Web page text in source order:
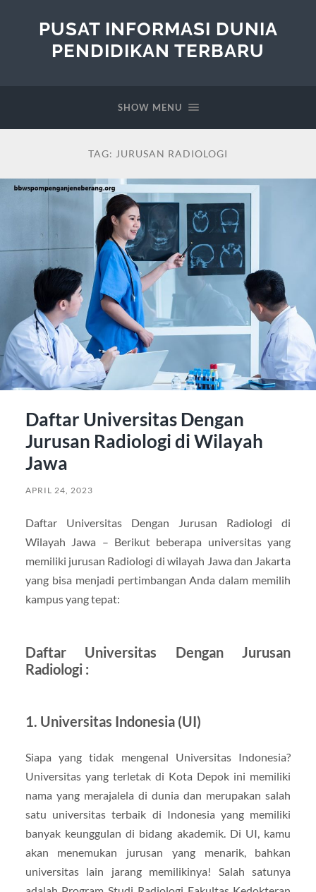
PUSAT INFORMASI DUNIA
PENDIDIKAN TERBARU
SHOW MENU
TAG: JURUSAN RADIOLOGI
Daftar Universitas Dengan
Jurusan Radiologi di Wilayah
Jawa
APRIL 24, 2023
Daftar Universitas Dengan Jurusan Radiologi di
Wilayah Jawa – Berikut beberapa universitas yang
memiliki jurusan Radiologi di wilayah Jawa dan Jakarta
yang bisa menjadi pertimbangan Anda dalam memilih
kampus yang tepat:
Daftar Universitas Dengan Jurusan
Radiologi :
1. Universitas Indonesia (UI)
Siapa yang tidak mengenal Universitas Indonesia?
Universitas yang terletak di Kota Depok ini memiliki
nama yang merajalela di dunia dan merupakan salah
satu universitas terbaik di Indonesia yang memiliki
banyak keunggulan di bidang akademik. Di UI, kamu
akan menemukan jurusan yang menarik, bahkan
universitas lain jarang memilikinya! Salah satunya